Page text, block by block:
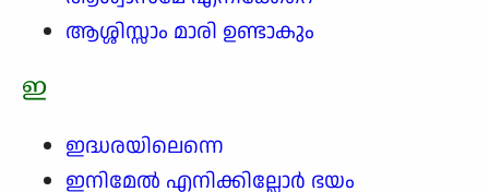
ആശ്ശിസ്സാം മാരി ഉണ്ടാകും
ഇ
ഇദ്ധരയിലെന്നെ
ഇനിമേൽ എനിക്കില്ലോർ ഭയം